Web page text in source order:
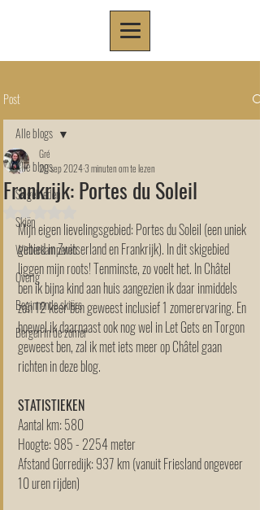
Post
Alle blogs
Skigebieden
Skiën
Winterkamperen
Overig
Beginnende skiërs
Bergen in de zomer
Alle blogs
Frankrijk: Portes du Soleil
Gré
20 sep 20243 minuten om te lezen
Mijn eigen lievelingsgebied: Portes du Soleil (een uniek
gebied in Zwitserland en Frankrijk). In dit skigebied
liggen mijn roots! Tenminste, zo voelt het. In Châtel
ben ik bijna kind aan huis aangezien ik daar inmiddels
zo'n 12 keer ben geweest inclusief 1 zomerervaring. En
hoewel ik daarnaast ook nog wel in Let Gets en Torgon
geweest ben, zal ik met iets meer op Châtel gaan
richten in deze blog.
STATISTIEKEN
Aantal km: 580
Hoogte: 985 - 2254 meter
Afstand Gorredijk: 937 km (vanuit Friesland ongeveer
10 uren rijden)